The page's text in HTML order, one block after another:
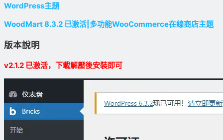
WordPress主題
WoodMart 8.3.2 已激活|多功能WooCommerce在線商店主題
版本說明
v2.1.2 已激活，下載解壓後安裝即可